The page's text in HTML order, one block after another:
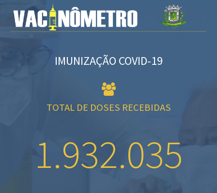
IMUNIZAÇÃO COVID-19
TOTAL DE DOSES RECEBIDAS
1.932.035